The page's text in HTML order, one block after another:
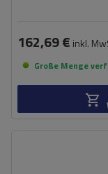
162,69 € inkl.
Große Menge